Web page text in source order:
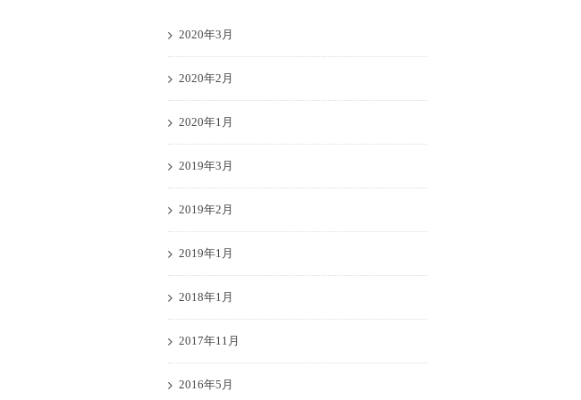
2020年3月
2020年2月
2020年1月
2019年3月
2019年2月
2019年1月
2018年1月
2017年11月
2016年5月